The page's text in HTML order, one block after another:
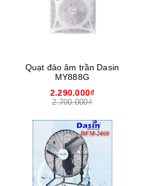
Quạt đảo âm trần Dasin
MY888G
2.290.000₫
2.700.000₫